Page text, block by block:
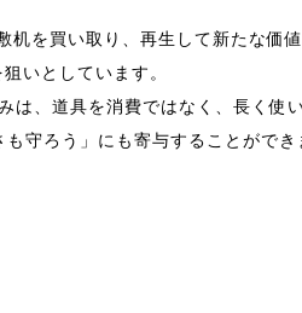
を買い取り、再生して新たな価
いとしています。
、道具を消費ではなく、長く使
守ろう」にも寄与することができ